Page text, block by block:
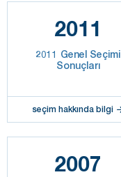
2011
2011 Genel Seçimi
Sonuçları
seçim hakkında bilgi
2007